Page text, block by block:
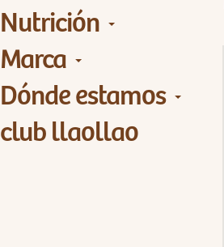
Nutrición
Marca
Dónde estamos
club llaollao